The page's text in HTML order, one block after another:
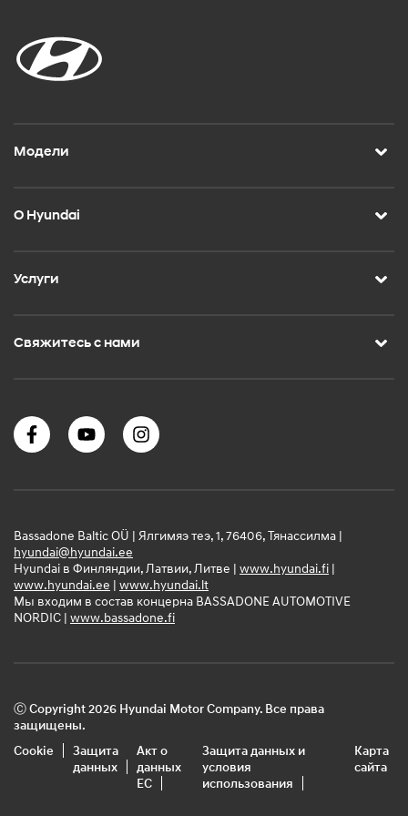
Модели
О Hyundai
Услуги
Свяжитесь с нами
Bassadone Baltic OÜ | Ялгимяэ теэ, 1, 76406, Тянассилма |
hyundai@hyundai.ee
Hyundai в Финляндии, Латвии, Литве | www.hyundai.fi |
www.hyundai.ee | www.hyundai.lt
Мы входим в состав концерна BASSADONE AUTOMOTIVE
NORDIC | www.bassadone.fi
Ⓒ Copyright 2026 Hyundai Motor Company. Все права
защищены.
Cookie
Защита
данных
Акт о
данных
ЕС
Защита данных и
условия
использования
Карта
сайта